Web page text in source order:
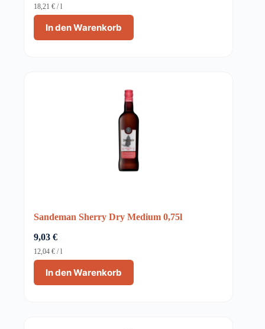
In den Warenkorb
18,21 € /l
Sandeman Sherry Dry Medium 0,75l
9,03 €
In den Warenkorb
12,04 € /l